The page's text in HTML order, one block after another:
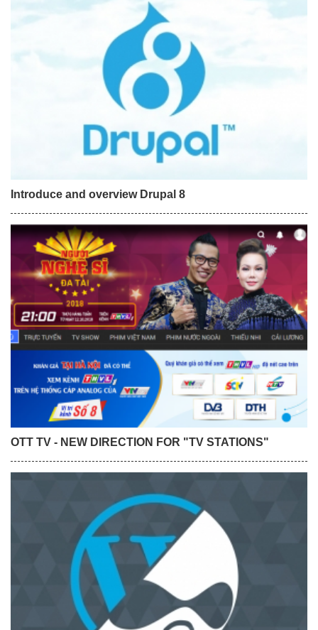
Introduce and overview Drupal 8
OTT TV - NEW DIRECTION FOR "TV STATIONS"